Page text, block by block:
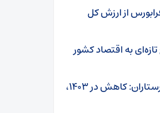
فرابورس از ارزش کل
به اقتصاد کشور
تب داغ مهاجرت پزشکان و پرستاران: کاهش در ۱۴۰۳،